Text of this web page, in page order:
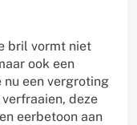
bril vormt niet
ook een
een vergroting
deze
eerbetoon aan